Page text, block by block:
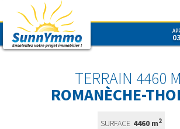
TERRAIN 4460 M
ROMANÈCHE-
SURFACE 4460 m2